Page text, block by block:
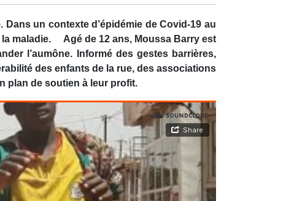
un contexte d’épidémie de Covid-19 au
la maladie. Agé de 12 ans, Moussa Barry est
l’aumône. Informé des gestes barrières,
des enfants de la rue, des associations
plan de soutien à leur profit.